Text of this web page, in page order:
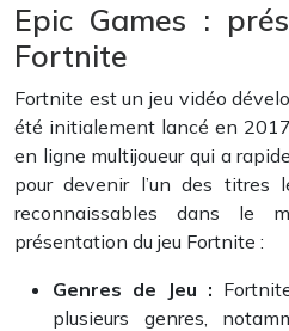
Epic Games :
Fortnite
Fortnite est un jeu vidéo
été initialement lancé en
en ligne multijoueur qui a
pour devenir l’un des titres
reconnaissables dans le
présentation du jeu Fortnite :
Genres de Jeu :
plusieurs genres,